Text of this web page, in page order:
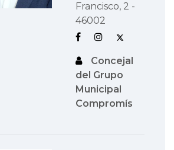
Francisco, 2 -
46002
Concejal
del Grupo
Municipal
Compromís